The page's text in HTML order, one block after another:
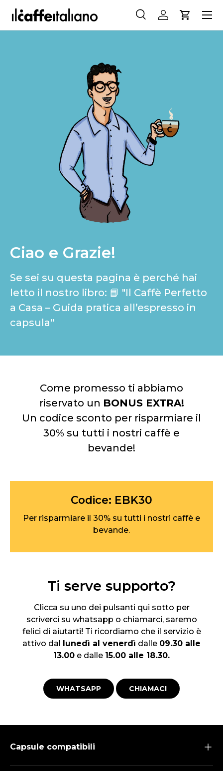
PASSA AI CONTENUTI
Cerca
CercaAccediCarrello
Menu
Ciao e Grazie!
Se sei su questa pagina è perché hai
letto il nostro libro: 📘 "Il Caffè Perfetto
a Casa – Guida pratica all’espresso in
capsula''
Come promesso ti abbiamo
riservato un BONUS EXTRA!
Un codice sconto per risparmiare il
30% su tutti i nostri caffè e
bevande!
Codice: EBK30
Per risparmiare il 30% su tutti i nostri caffè e
bevande.
Ti serve supporto?
Clicca su uno dei pulsanti qui sotto per
scriverci su whatsapp o chiamarci, saremo
felici di aiutarti! Ti ricordiamo che il servizio è
attivo dal lunedì al venerdì dalle 09.30 alle
13.00 e dalle 15.00 alle 18.30.
WHATSAPP CHIAMACI
Capsule compatibili